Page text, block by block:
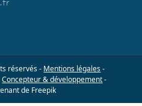
réservés - Mentions légales-
Concepteur & développement-
de Freepik